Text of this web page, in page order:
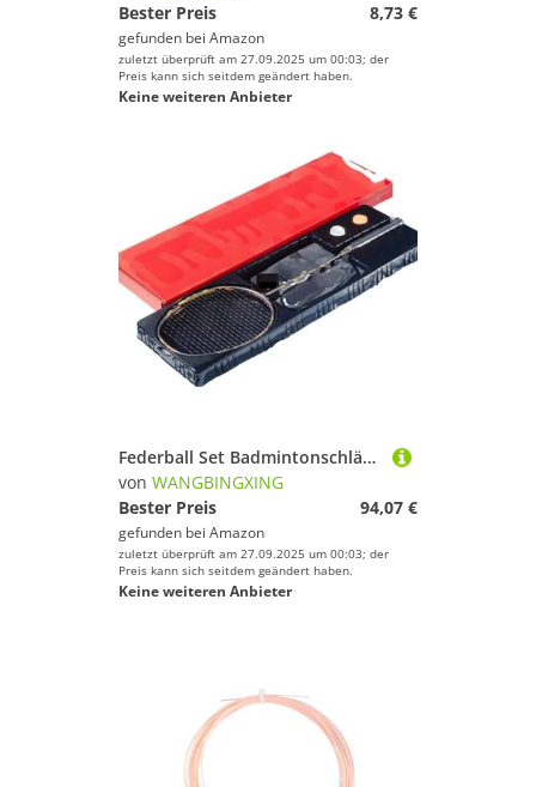
Bester Preis
8,73 €
gefunden bei Amazon
zuletzt überprüft am 27.09.2025 um 00:03; der
Preis kann sich seitdem geändert haben.
Keine weiteren Anbieter
Federball Set Badmintonschläger Ultraleicht for Angriffe, maximal 38 Pfund, Carbonfaser-Schläger mit Saite und Tasche
von WANGBINGXING
Bester Preis
94,07 €
gefunden bei Amazon
zuletzt überprüft am 27.09.2025 um 00:03; der
Preis kann sich seitdem geändert haben.
Keine weiteren Anbieter